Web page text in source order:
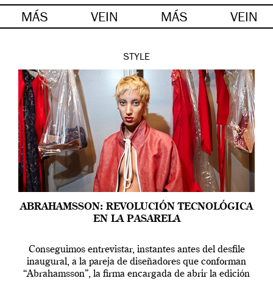
MÁS VEIN MÁS VEIN
STYLE
ABRAHAMSSON: REVOLUCIÓN TECNOLÓGICA
EN LA PASARELA
Conseguimos entrevistar, instantes antes del desfile
inaugural, a la pareja de diseñadores que conforman
“Abrahamsson”, la firma encargada de abrir la edición